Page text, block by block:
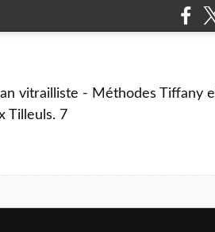
vitrailliste - Méthodes Tiffany
Tilleuls. 7